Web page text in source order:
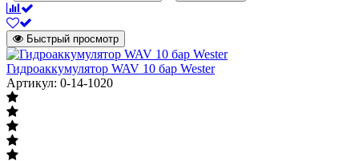
Быстрый просмотр
Гидроаккумулятор WAV 10 бар Wester
Артикул: 0-14-1020